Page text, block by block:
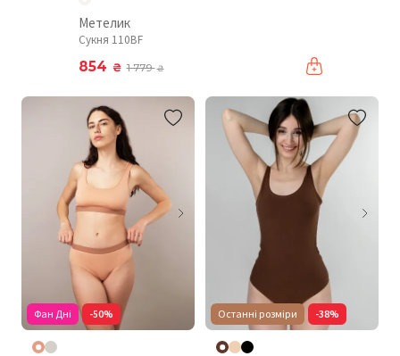
Метелик
Сукня 110BF
854 ₴ 1 779₴
Фан Дні -50% Останні розміри -38%